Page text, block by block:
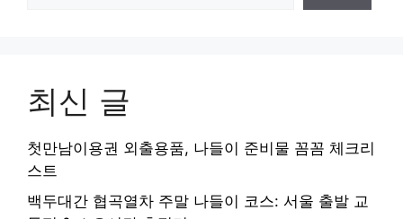
최신 글
첫만남이용권 외출용품, 나들이 준비물 꼼꼼 체크리
스트
백두대간 협곡열차 주말 나들이 코스: 서울 출발 교